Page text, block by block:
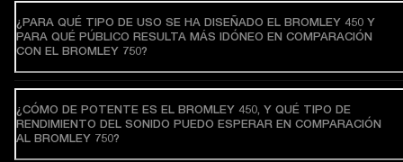
¿PARA QUÉ TIPO DE USO SE HA DISEÑADO EL BROMLEY 450 Y
PARA QUÉ PÚBLICO RESULTA MÁS IDÓNEO EN COMPARACIÓN
CON EL BROMLEY 750?
¿CÓMO DE POTENTE ES EL BROMLEY 450, Y QUÉ TIPO DE
RENDIMIENTO DEL SONIDO PUEDO ESPERAR EN COMPARACIÓN
AL BROMLEY 750?